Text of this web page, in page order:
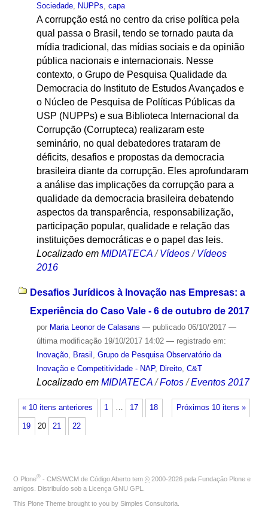
Sociedade, NUPPs capa
A corrupção está no centro da crise política pela
qual passa o Brasil, tendo se tornado pauta da
mídia tradicional, das mídias sociais e da opinião
pública nacionais e internacionais. Nesse
contexto, o Grupo de Pesquisa Qualidade da
Democracia do Instituto de Estudos Avançados e
o Núcleo de Pesquisa de Políticas Públicas da
USP (NUPPs) e sua Biblioteca Internacional da
Corrupção (Corrupteca) realizaram este
seminário, no qual debatedores trataram de
déficits, desafios e propostas da democracia
brasileira diante da corrupção. Eles aprofundaram
a análise das implicações da corrupção para a
qualidade da democracia brasileira debatendo
aspectos da transparência, responsabilização,
participação popular, qualidade e relação das
instituições democráticas e o papel das leis.
Localizado em MIDIATECA /Vídeos /Vídeos
2016
Desafios Jurídicos à Inovação nas Empresas: a
Experiência do Caso Vale - 6 de outubro de 2017
por Maria Leonor de Calasans — publicado06/10/2017 —
última modificação19/10/2017 14:02 — registrado em:
Inovação, Brasil , Grupo de Pesquisa Observatório da
Inovação e Competitividade - NAP, Direito, C&T
Localizado em MIDIATECA /Fotos /Eventos 2017
« 10 itens anteriores Próximos 10 itens »
1 … 17 18
19 20 21 22
O Plone® - CMS/WCM de Código Aberto tem © 2000-2026 pela Fundação Plone e
amigos. Distribuído sob a Licença GNU GPL
This Plone Theme brought to you by Simples Consultoria